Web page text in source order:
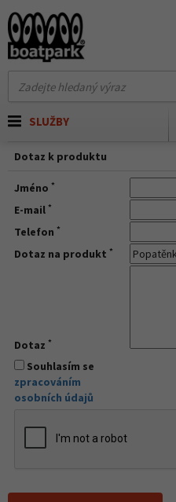
SLUŽBY
Dotaz k produktu
Jméno *
E-mail *
Telefon *
Dotaz na produkt *
Dotaz *
Souhlasím se
zpracováním
osobních údajů